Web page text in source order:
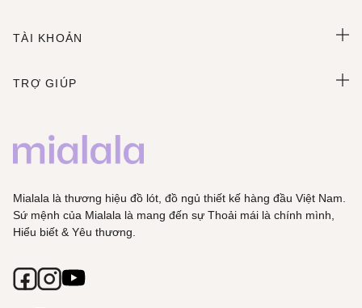
TÀI KHOẢN
TRỢ GIÚP
Mialala là thương hiệu đồ lót, đồ ngủ thiết kế hàng đầu Việt Nam.
Sứ mệnh của Mialala là mang đến sự Thoải mái là chính mình,
Hiểu biết & Yêu thương.